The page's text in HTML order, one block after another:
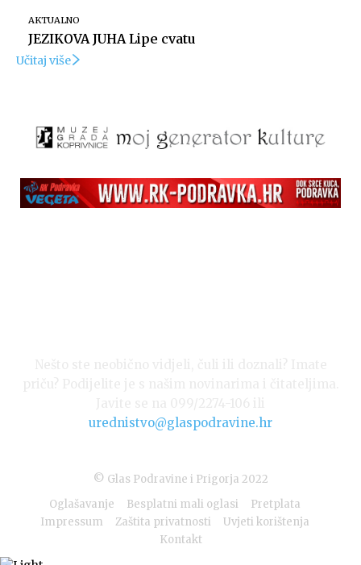
AKTUALNO
JEZIKOVA JUHA Lipe cvatu
Učitaj više
urednistvo@glaspodravine.hr
© Glas Podravine i Prigorja 2022
Oglašavanje
Besplatni mali oglasi
Pretplata
Impressum
Zaštita privatnosti
Uvjeti korištenja
Kontakt